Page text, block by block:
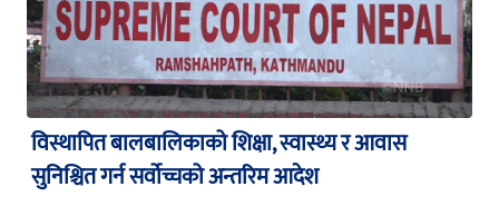
विस्थापित बालबालिकाको शिक्षा, स्वास्थ्य र आवास
सुनिश्चित गर्न सर्वोच्चको अन्तरिम आदेश